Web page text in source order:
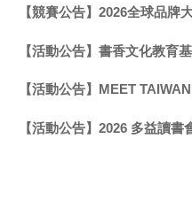
【競賽公告】2026全球品牌
【活動公告】書香文化教育
【活動公告】MEET
【活動公告】2026 多益讀